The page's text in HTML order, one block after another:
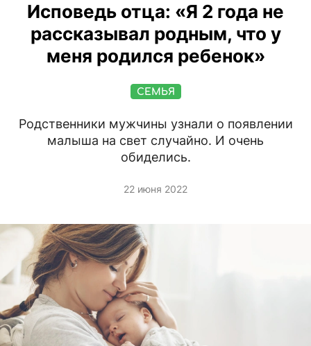
Исповедь отца: «Я 2 года не
рассказывал родным, что у
меня родился ребенок»
СЕМЬЯ
Родственники мужчины узнали о появлении
малыша на свет случайно. И очень
обиделись.
22 июня 2022